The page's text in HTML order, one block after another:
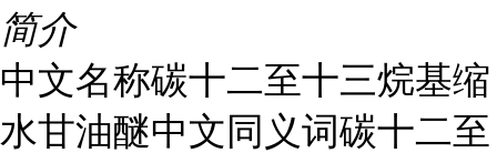
简介
中文名称碳十二至十三烷基缩
水甘油醚中文同义词碳十二至